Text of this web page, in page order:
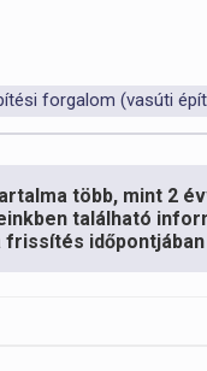
forgalom (vasúti
több, mint 2
található
frissítés